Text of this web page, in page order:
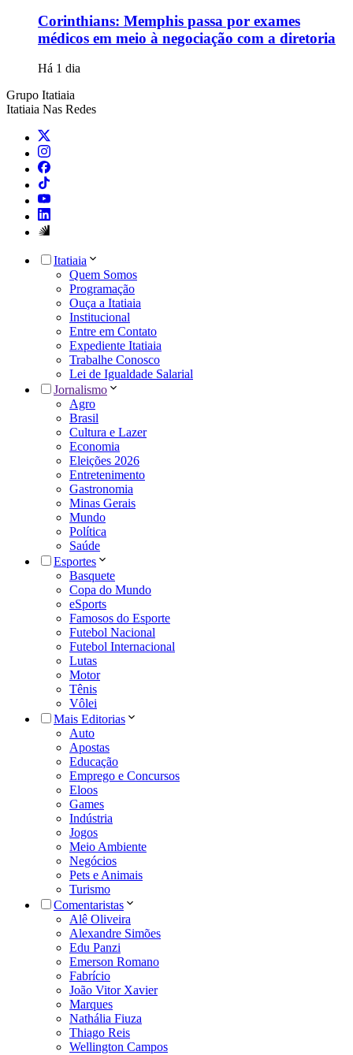
Corinthians: Memphis passa por exames
médicos em meio à negociação com a diretoria
Há 1 dia
Grupo Itatiaia
Itatiaia Nas Redes
Itatiaia
Quem Somos
Programação
Ouça a Itatiaia
Institucional
Entre em Contato
Expediente Itatiaia
Trabalhe Conosco
Lei de Igualdade Salarial
Jornalismo
Agro
Brasil
Cultura e Lazer
Economia
Eleições 2026
Entretenimento
Gastronomia
Minas Gerais
Mundo
Política
Saúde
Esportes
Basquete
Copa do Mundo
eSports
Famosos do Esporte
Futebol Nacional
Futebol Internacional
Lutas
Motor
Tênis
Vôlei
Mais Editorias
Auto
Apostas
Educação
Emprego e Concursos
Eloos
Games
Indústria
Jogos
Meio Ambiente
Negócios
Pets e Animais
Turismo
Comentaristas
Alê Oliveira
Alexandre Simões
Edu Panzi
Emerson Romano
Fabrício
João Vitor Xavier
Marques
Nathália Fiuza
Thiago Reis
Wellington Campos